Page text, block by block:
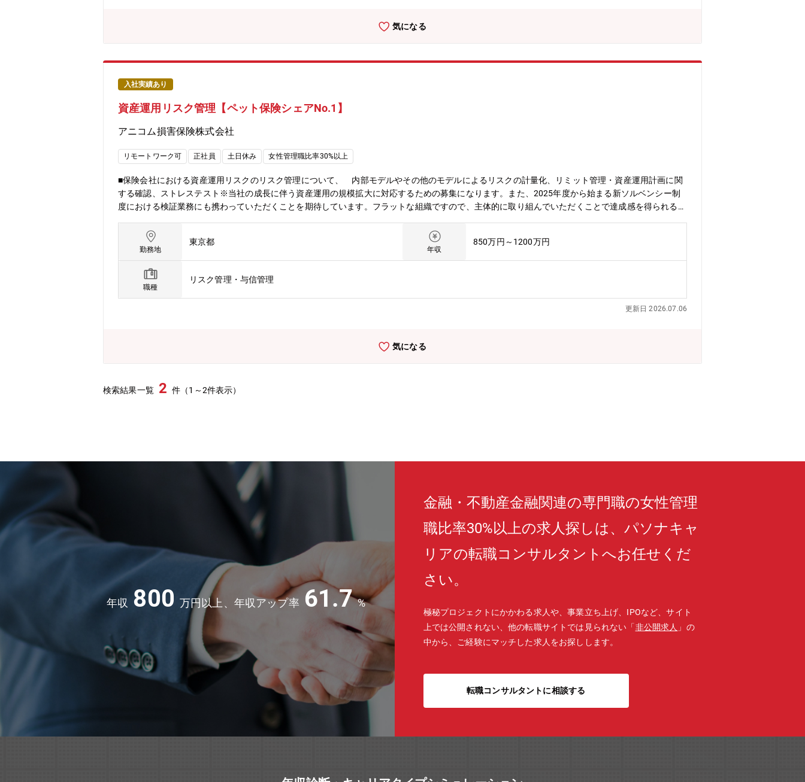
ワークを導入しており、働きやすい環境です。■組織構成人数：10名程度、ランク：シニアスタッフが主 レポートライン：ご本人→マネジャー→パ
気になる
入社実績あり
資産運用リスク管理【ペット保険シェアNo.1】
アニコム損害保険株式会社
リモートワーク可 正社員 土日休み 女性管理職比率30%以上
■保険会社における資産運用リスクのリスク管理について、 内部モデルやその他のモデルによるリスクの計量化、リミット管理・資産運用計画に関
する確認、ストレステスト※当社の成長に伴う資産運用の規模拡大に対応するための募集になります。また、2025年度から始まる新ソルベンシー制
度における検証業務にも携わっていただくことを期待しています。フラットな組織ですので、主体的に取り組んでいただくことで達成感を得られる環
多くがリモートワークを活用しています《HP》http://www.anicom-sompo.co.jp/《アニコムグループ採用サイト》https://www.anicom-sompo.co.jp/
recruit/《働き方》総合職採用ですが、全国型と地域型を選択頂けます。《企業の魅力》★ペット保険に特化している、プライム市場上場グループの
企業です。★国内シェアNo.1。15年連続で業界のトップを走る企業です。（ペット保険を扱う企業は15社程度ございますが、アニコム社で約5割のシ
ェアを占めております）★ペット保険保有契約件数は120万件を突破。ペット保険で国内初となり、最大規模の保険健康組合でもあります。★他のペ
ット保険よりも利用しやすい「どうぶつ健康保険証」制度を導入し、全国6800件以上の動物病院で保険金の窓口精算ができます。ペットも大切な家
族として当たり前に保険が受けられるように努め、普及率は年々伸び続けています。（ペット保険は後日精算と窓口精算があり、後日ですと一旦全て
立て替えの必要がございます）★コロナ禍での行動変容に伴う飼育増も後押しとなり、ペット保険市場は引き続き成長しております。欧米ではペット
す。シェアNo.1の立ち位置に甘んじず、チャレンジを続けている企業です。
勤務地
東京都
年収
850万円～1200万円
職種
リスク管理・与信管理
更新日 2026.07.06
気になる
検索結果一覧 2 件（1～2件表示）
年収 800 万円以上、年収アップ率 61.7 %
金融・不動産金融関連の専門職の女性管理
職比率30%以上の求人探しは、パソナキャ
リアの転職コンサルタントへお任せくだ
さい。
極秘プロジェクトにかかわる求人や、事業立ち上げ、IPOなど、サイト
上では公開されない、他の転職サイトでは見られない「非公開求人 」の
中から、ご経験にマッチした求人をお探しします。
転職コンサルタントに相談する